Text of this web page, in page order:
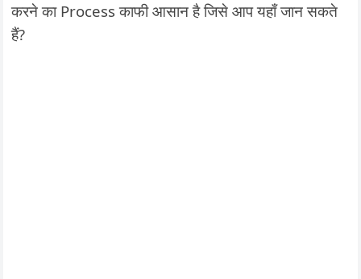
करने का Process काफी आसान है जिसे आप यहाँ जान सकते
हैं?